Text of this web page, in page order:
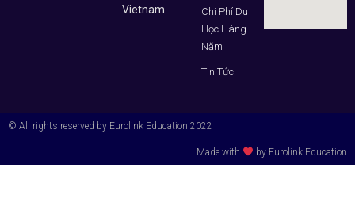
Vietnam
Chi Phí Du
Học Hàng
Năm
Tin Tức
© All rights reserved by Eurolink Education 2022
Made with by Eurolink Education